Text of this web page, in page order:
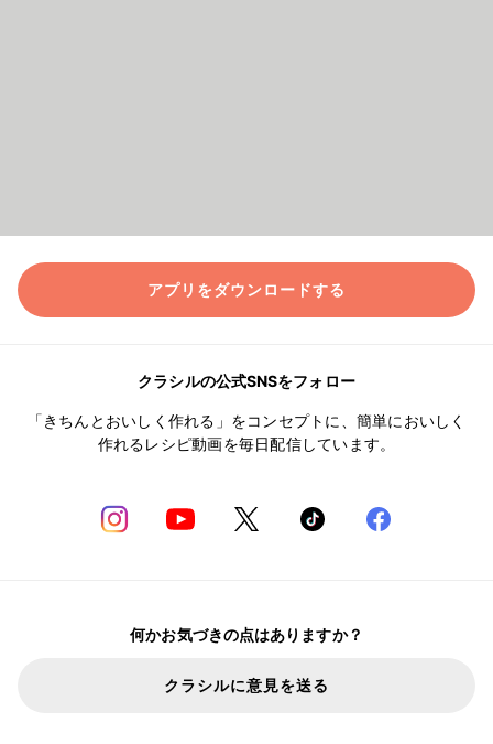
アプリをダウンロードする
クラシルの公式SNSをフォロー
「きちんとおいしく作れる」をコンセプトに、簡単においしく
作れるレシピ動画を毎日配信しています。
何かお気づきの点はありますか？
クラシルに意見を送る